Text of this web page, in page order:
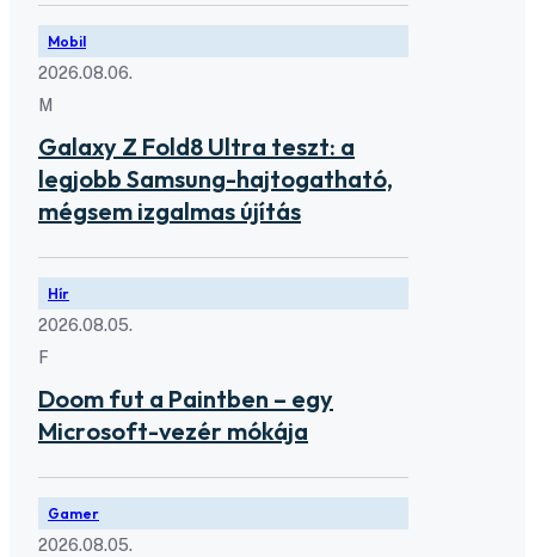
Mobil
2026.08.06.
M
Galaxy Z Fold8 Ultra teszt: a
legjobb Samsung-hajtogatható,
mégsem izgalmas újítás
Hír
2026.08.05.
F
Doom fut a Paintben – egy
Microsoft-vezér mókája
Gamer
2026.08.05.